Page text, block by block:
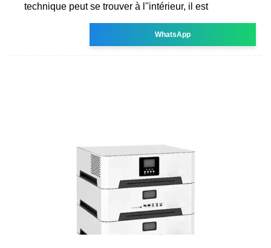
technique peut se trouver à l''intérieur, il est
WhatsApp